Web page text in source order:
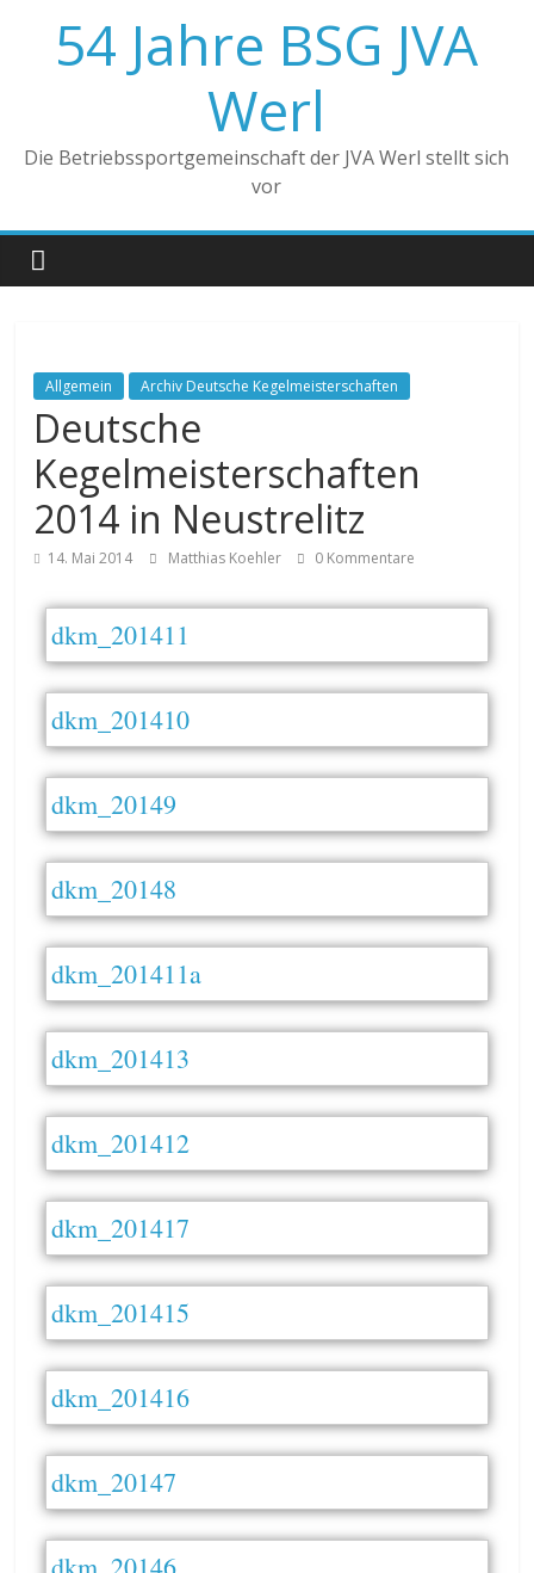
springen54 Jahre BSG JVA
Werl
Die Betriebssportgemeinschaft der JVA Werl stellt sich
vor
Allgemein Archiv Deutsche Kegelmeisterschaften
Deutsche
Kegelmeisterschaften
2014 in Neustrelitz
14. Mai 2014 Matthias Koehler 0 Kommentare
dkm_201411
dkm_201410
dkm_20149
dkm_20148
dkm_201411a
dkm_201413
dkm_201412
dkm_201417
dkm_201415
dkm_201416
dkm_20147